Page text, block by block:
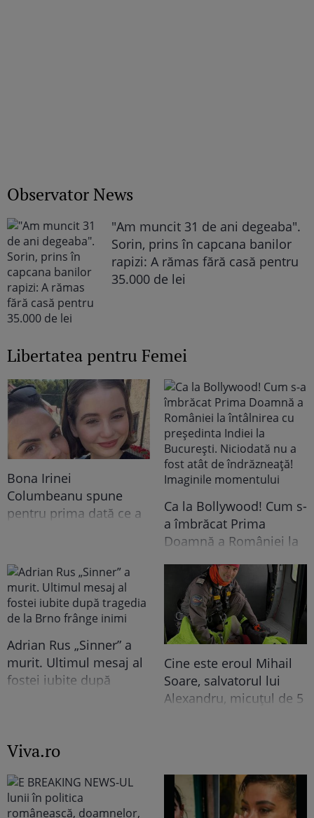
Observator News
"Am muncit 31 de ani degeaba".
Sorin, prins în capcana banilor
rapizi: A rămas fără casă pentru
35.000 de lei
Libertatea pentru Femei
Bona Irinei
Columbeanu spune
pentru prima dată ce a
niciodată la TV: ”Eu am
cunoscut o altă latură a
relației lor. În casă era o
atmosferă..."
Ca la Bollywood! Cum s-
a îmbrăcat Prima
Doamnă a României la
Indiei la București.
Niciodată nu a fost atât
de îndrăzneață!
Imaginile momentului
Adrian Rus „Sinner” a
murit. Ultimul mesaj al
fostei iubite după
Cine este eroul Mihail
Soare, salvatorul lui
Alexandru, micuțul de 5
Viva.ro